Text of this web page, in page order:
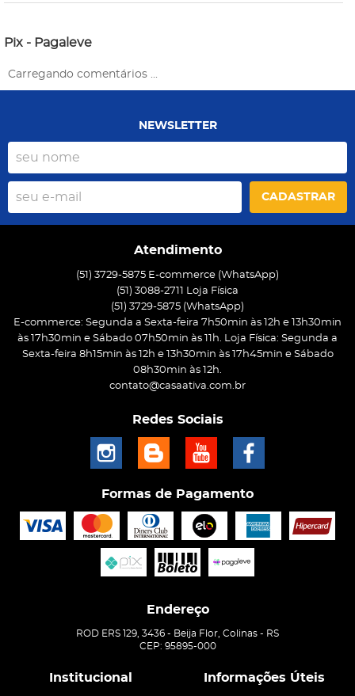
Pix - Pagaleve
Carregando comentários ...
NEWSLETTER
CADASTRAR
Atendimento
(51) 3729-5875 E-commerce (WhatsApp)
(51) 3088-2711 Loja Física
(51) 3729-5875 (WhatsApp)
E-commerce: Segunda a Sexta-feira 7h50min às 12h e 13h30min
às 17h30min e Sábado 07h50min às 11h. Loja Física: Segunda a
Sexta-feira 8h15min às 12h e 13h30min às 17h45min e Sábado
08h30min às 12h.
contato@casaativa.com.br
Redes Sociais
Formas de Pagamento
Endereço
ROD ERS 129, 3436 - Beija Flor, Colinas - RS
CEP: 95895-000
Institucional Informações Úteis